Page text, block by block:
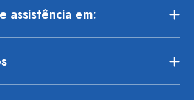
assistência em: